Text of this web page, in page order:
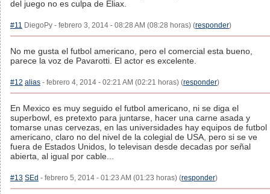
del juego no es culpa de Eliax.
#11 DiegoPy - febrero 3, 2014 - 08:28 AM (08:28 horas) (responder)
No me gusta el futbol americano, pero el comercial esta bueno,
parece la voz de Pavarotti. El actor es excelente.
#12 alias - febrero 4, 2014 - 02:21 AM (02:21 horas) (responder)
En Mexico es muy seguido el futbol americano, ni se diga el
superbowl, es pretexto para juntarse, hacer una carne asada y
tomarse unas cervezas, en las universidades hay equipos de futbol
americano, claro no del nivel de la colegial de USA, pero si se ve
fuera de Estados Unidos, lo televisan desde decadas por señal
abierta, al igual por cable...
#13 SEd - febrero 5, 2014 - 01:23 AM (01:23 horas) (responder)